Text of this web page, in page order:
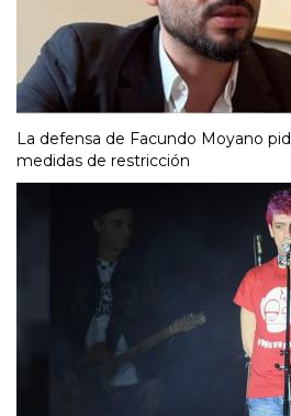
La defensa de Facundo Moyano
medidas de restricción